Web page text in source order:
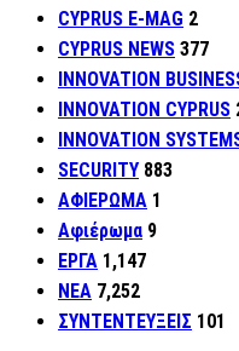
CYPRUS E-MAG 2
CYPRUS NEWS 377
INNOVATION
INNOVATION CYPRUS
INNOVATION
SECURITY 883
ΑΦΙΕΡΩΜΑ 1
Αφιέρωμα 9
ΕΡΓΑ 1,147
ΝΕΑ 7,252
ΣΥΝΤΕΝΤΕΥΞΕΙΣ 101